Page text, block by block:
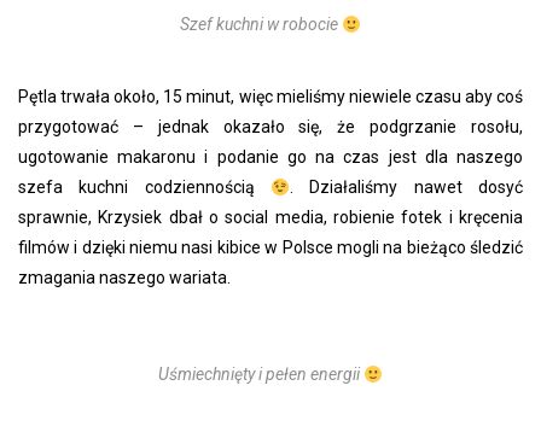
Szef kuchni w robocie
Pętla trwała około, 15 minut, więc mieliśmy niewiele czasu aby coś
przygotować – jednak okazało się, że podgrzanie rosołu,
ugotowanie makaronu i podanie go na czas jest dla naszego
szefa kuchni codziennością
. Działaliśmy nawet dosyć
sprawnie, Krzysiek dbał o social media, robienie fotek i kręcenia
filmów i dzięki niemu nasi kibice w Polsce mogli na bieżąco śledzić
zmagania naszego wariata.
Uśmiechnięty i pełen energii